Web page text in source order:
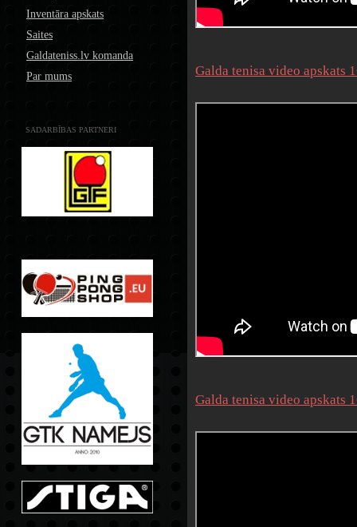
Inventāra apskats
Saites
Galdateniss.lv komanda
Par mums
SADARBĪBAS PARTNERI
Galda tenisa video apskats
Galda tenisa video apskats